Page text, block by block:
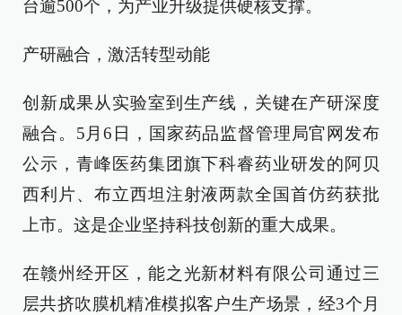
台逾500个，为产业升级提供硬核支撑。
产研融合，激活转型动能
创新成果从实验室到生产线，关键在产研深度
融合。5月6日，国家药品监督管理局官网发布
公示，青峰医药集团旗下科睿药业研发的阿贝
西利片、布立西坦注射液两款全国首仿药获批
上市。这是企业坚持科技创新的重大成果。
在赣州经开区，能之光新材料有限公司通过三
层共挤吹膜机精准模拟客户生产场景，经3个月